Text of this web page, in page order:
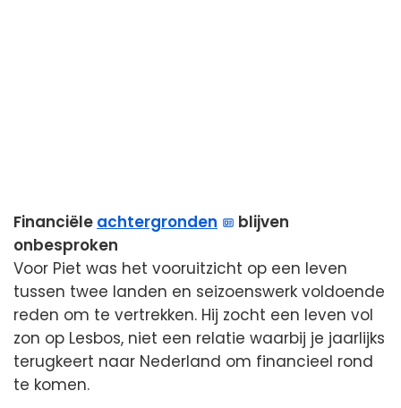
Financiële achtergronden
blijven
onbesproken
Voor Piet was het vooruitzicht op een leven
tussen twee landen en seizoenswerk voldoende
reden om te vertrekken. Hij zocht een leven vol
zon op Lesbos, niet een relatie waarbij je jaarlijks
terugkeert naar Nederland om financieel rond
te komen.